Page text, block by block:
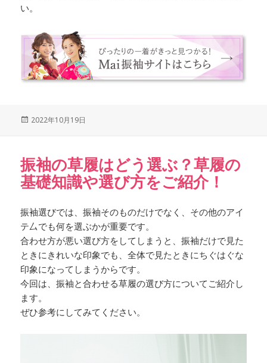
い。
Posted
2022年10月19日
振袖の草履はどう選ぶ？草履の
基礎知識や選び方をご紹介！
振袖選びでは、振袖そのものだけでなく、その他のアイ
テ厶でも何を選ぶかが重要です。
合わせ方が悪い選び方をしてしまうと、振袖だけで見た
ときにきれいな印象でも、全体で見たときにちぐはぐな
印象になってしまうからです。
今回は、振袖と合わせる草履の選び方についてご紹介し
ます。
ぜひ参考にしてみてください。